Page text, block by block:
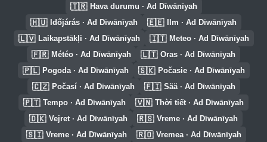
🇹🇷 Hava durumu · Ad Dīwānīyah
🇭🇺 Időjárás · Ad Dīwānīyah 🇪🇪 Ilm · Ad Dīwānīyah
🇱🇻 Laikapstākļi · Ad Dīwānīyah 🇮🇹 Meteo · Ad Dīwānīyah
🇫🇷 Météo · Ad Dīwānīyah 🇱🇹 Oras · Ad Dīwānīyah
🇵🇱 Pogoda · Ad Dīwānīyah 🇸🇰 Počasie · Ad Dīwānīyah
🇨🇿 Počasí · Ad Dīwānīyah 🇫🇮 Sää · Ad Dīwānīyah
🇵🇹 Tempo · Ad Dīwānīyah 🇻🇳 Thời tiết · Ad Dīwānīyah
🇩🇰 Vejret · Ad Dīwānīyah 🇷🇸 Vreme · Ad Dīwānīyah
🇸🇮 Vreme · Ad Dīwānīyah 🇷🇴 Vremea · Ad Dīwānīyah